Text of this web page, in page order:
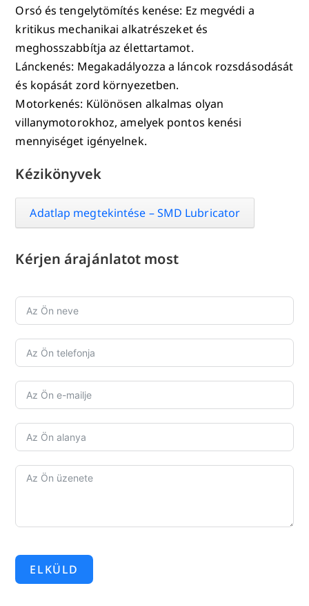
Orsó és tengelytömítés kenése: Ez megvédi a
kritikus mechanikai alkatrészeket és
meghosszabbítja az élettartamot.
Lánckenés: Megakadályozza a láncok rozsdásodását
és kopását zord környezetben.
Motorkenés: Különösen alkalmas olyan
villanymotorokhoz, amelyek pontos kenési
mennyiséget igényelnek.
Kézikönyvek
Adatlap megtekintése – SMD Lubricator
Kérjen árajánlatot most
ELKÜLD